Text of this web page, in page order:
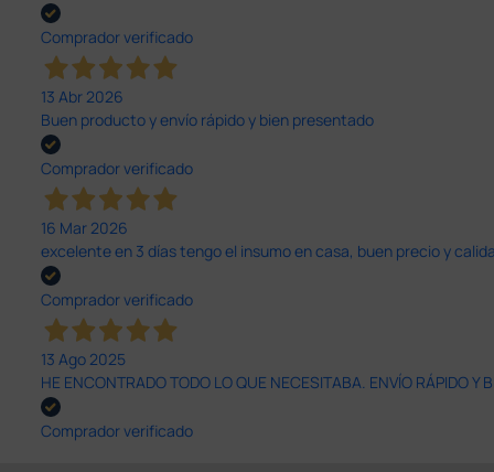
Comprador verificado
13 Abr 2026
Buen producto y envío rápido y bien presentado
Comprador verificado
16 Mar 2026
excelente en 3 días tengo el insumo en casa, buen precio y
Comprador verificado
13 Ago 2025
HE ENCONTRADO TODO LO QUE NECESITABA. ENVÍO RÁPIDO Y
Comprador verificado